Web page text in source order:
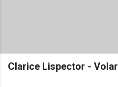
Clarice Lispector - Volar